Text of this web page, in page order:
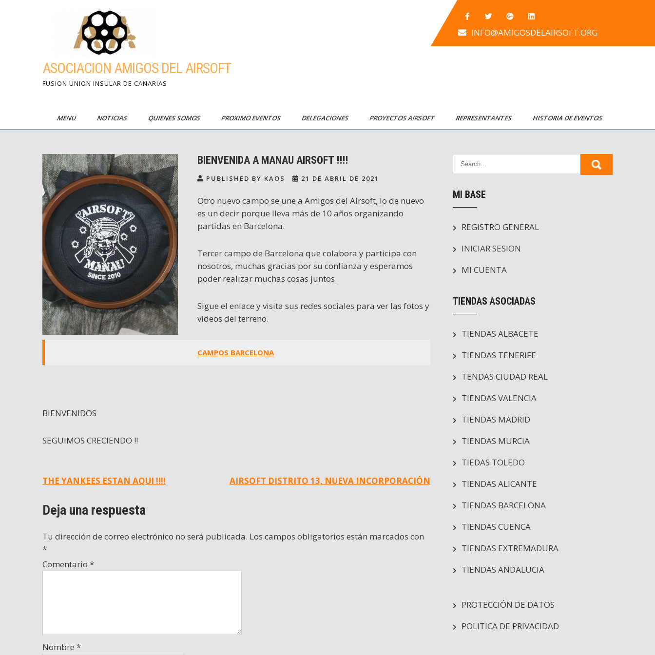
ASOCIACION AMIGOS DEL AIRSOFT
FUSION UNION INSULAR DE CANARIAS
INFO@AMIGOSDELAIRSOFT.ORG
MENU NOTICIAS QUIENES SOMOS PROXIMO EVENTOS DELEGACIONES PROYECTOS AIRSOFT REPRESENTANTES HISTORIA DE EVENTOS
BIENVENIDA A MANAU AIRSOFT !!!!
PUBLISHED BY KAOS 21 DE ABRIL DE 2021
Otro nuevo campo se une a Amigos del Airsoft, lo de nuevo
es un decir porque lleva más de 10 años organizando
partidas en Barcelona.
Tercer campo de Barcelona que colabora y participa con
nosotros, muchas gracias por su confianza y esperamos
poder realizar muchas cosas juntos.
Sigue el enlace y visita sus redes sociales para ver las fotos y
videos del terreno.
CAMPOS BARCELONA
BIENVENIDOS
SEGUIMOS CRECIENDO !!
Navegación
entradas
THE YANKEES ESTAN AQUI !!!! AIRSOFT DISTRITO 13, NUEVA INCORPORACIÓN
Deja una respuesta
Tu dirección de correo electrónico no será publicada. Los campos obligatorios están marcados con
*
Comentario *
Nombre *
MI BASE
REGISTRO GENERAL
INICIAR SESION
MI CUENTA
TIENDAS ASOCIADAS
TIENDAS ALBACETE
TIENDAS TENERIFE
TENDAS CIUDAD REAL
TIENDAS VALENCIA
TIENDAS MADRID
TIENDAS MURCIA
TIEDAS TOLEDO
TIENDAS ALICANTE
TIENDAS BARCELONA
TIENDAS CUENCA
TIENDAS EXTREMADURA
TIENDAS ANDALUCIA
PROTECCIÓN DE DATOS
POLITICA DE PRIVACIDAD